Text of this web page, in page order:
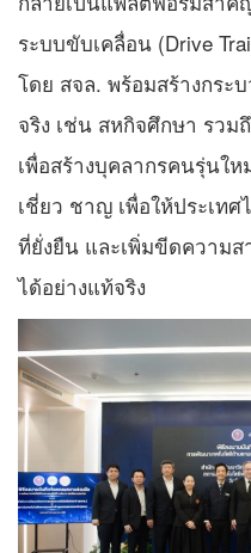
ระบบขับเคลื่อน (Drive
โดย สจล. พร้อมสร้างกระ
จริง เช่น สหกิจศึกษา รวม
เพื่อสร้างบุคลากรคนรุ่นใ
เชี่ยว ชาญ เพื่อให้ประเท
ที่ยั่งยืน และเพิ่มขีดความ
ได้อย่างแท้จริง